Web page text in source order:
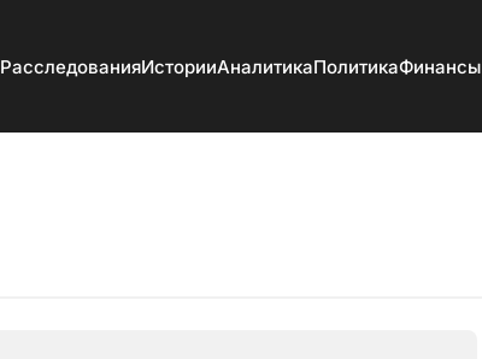
РасследованияИсторииАналитикаПолитикаФинансы